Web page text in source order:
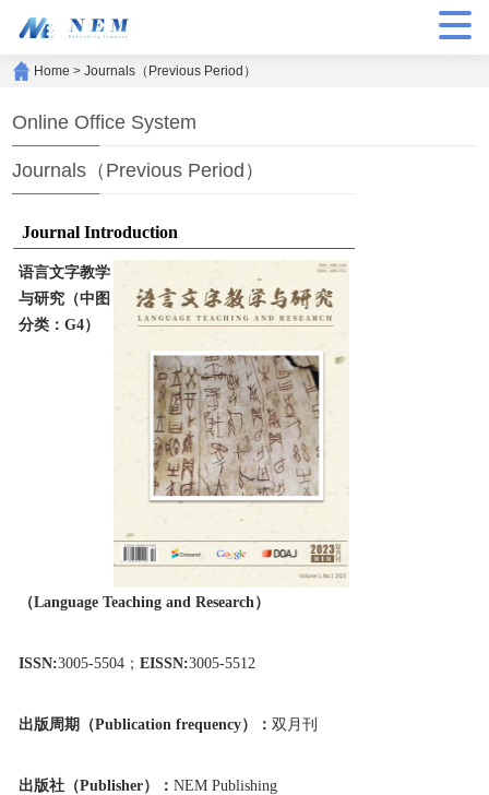
Home >Journals（Previous Period）
Online Office System
Journals（Previous Period）
Journal Introduction
语言文字教学
与研究（中图
分类：G4）
（Language Teaching and Research）
ISSN:3005-5504；EISSN:3005-5512
出版周期（Publication frequency）：双月刊
出版社（Publisher）：NEM Publishing